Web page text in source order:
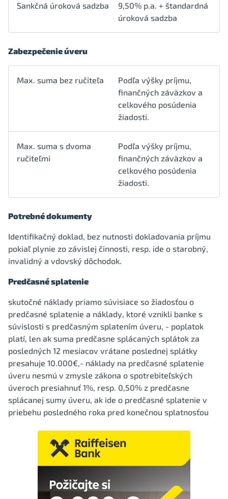
Sankčná úroková sadzba
9,50% p.a. + štandardná
úroková sadzba
Zabezpečenie úveru
Max. suma bez ručiteľa
Podľa výšky príjmu,
finančných záväzkov a
celkového posúdenia
žiadosti.
Max. suma s dvoma
ručiteľmi
Podľa výšky príjmu,
finančných záväzkov a
celkového posúdenia
žiadosti.
Potrebné dokumenty
Identifikačný doklad, bez nutnosti dokladovania príjmu
pokiaľ plynie zo závislej činnosti, resp. ide o starobný,
invalidný a vdovský dôchodok.
Predčasné splatenie
skutočné náklady priamo súvisiace so žiadosťou o
predčasné splatenie a náklady, ktoré vznikli banke s
súvislosti s predčasným splatením úveru, - poplatok
platí, len ak suma predčasne splácaných splátok za
posledných 12 mesiacov vrátane poslednej splátky
presahuje 10.000€,- náklady na predčasné splatenie
úveru nesmú v zmysle zákona o spotrebiteľských
úveroch presiahnuť 1%, resp. 0,50% z predčasne
splácanej sumy úveru, ak ide o predčasné splatenie v
priebehu posledného roka pred konečnou splatnosťou